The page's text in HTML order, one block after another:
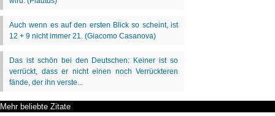
Mehr beliebte Zitate